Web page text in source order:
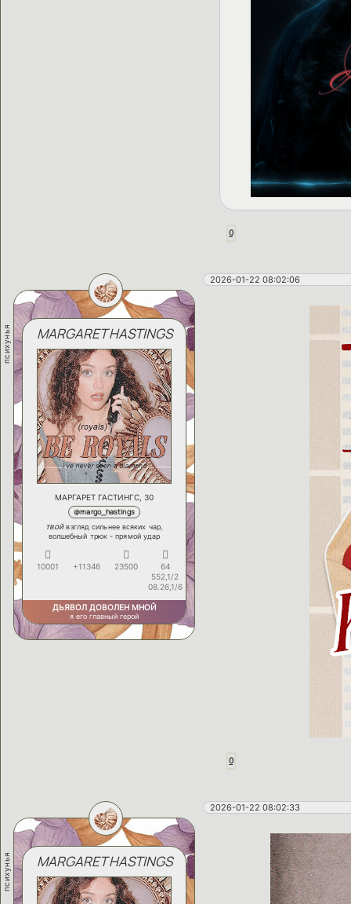
0
2026-01-22 08:02:06
психунья MARGARET HASTINGS
МАРГАРЕТ ГАСТИНГС, 30
@margo_hastings
твойвзгляд сильнее всяких чар,
волшебный трюк - прямой удар
10001 +11346 23500
64
552,1/2
08.26,1/6
ДЬЯВОЛ ДОВОЛЕН МНОЙ
я его главный герой
0
2026-01-22 08:02:33
психунья MARGARET HASTINGS